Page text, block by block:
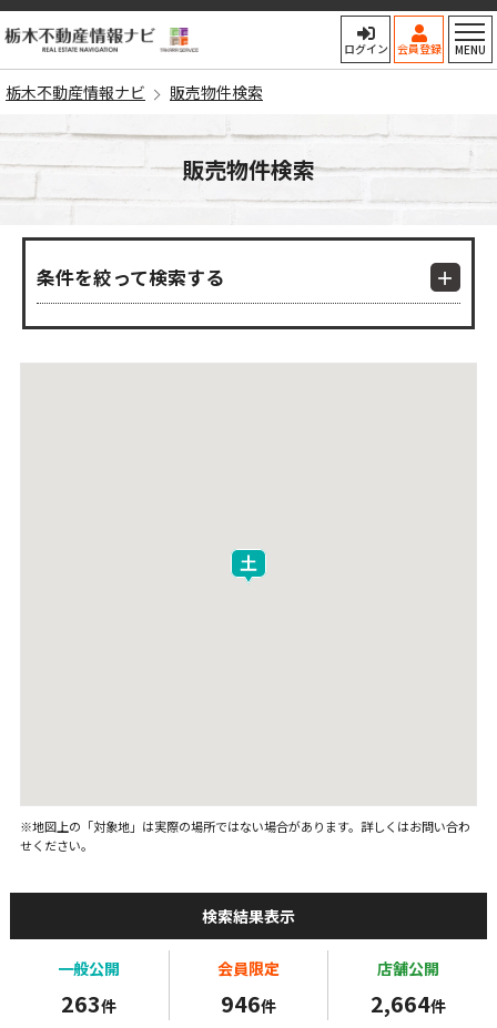
栃木不動産情報ナビ
ログイン 会員登録 MENU
栃木不動産情報ナビ 販売物件検索
販売物件検索
条件を絞って検索する
※地図上の「対象地」は実際の場所ではない場合があります。詳しくはお問い合わ
せください。
検索結果表示
一般公開
263件
会員限定
946件
店舗公開
2,664件